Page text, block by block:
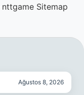
nttgame Sitemap
Ağustos 8, 2026